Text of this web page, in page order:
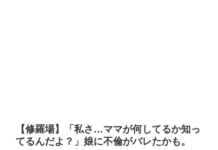
【修羅場】「私さ…ママが何してるか知っ
てるんだよ？」娘に不倫がバレたかも。